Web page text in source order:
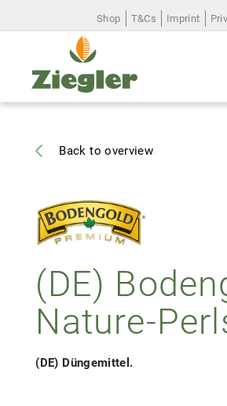
Shop T&Cs Imprint
SERVICE
CAREER
CONTACT
Back to overview
(DE)
Nature-
(DE) Düngemittel.